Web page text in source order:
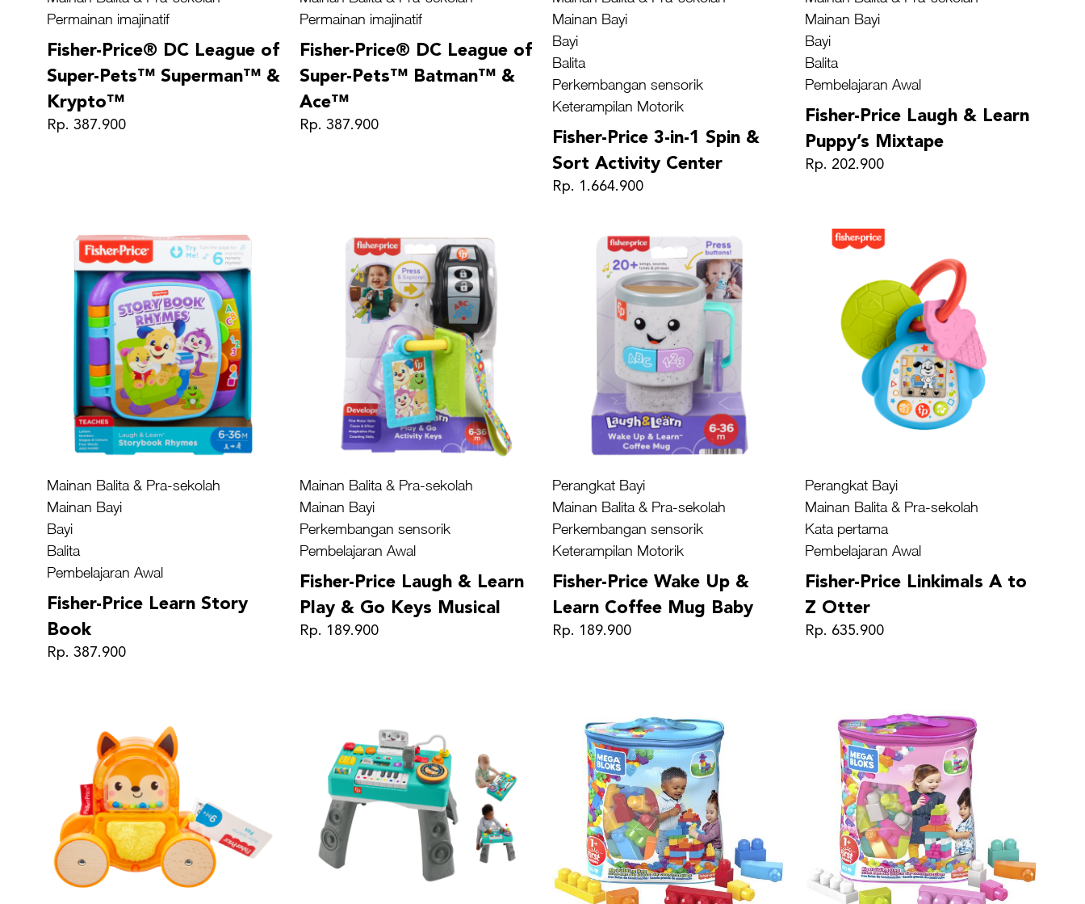
Permainan imajinatif
Fisher-Price® DC League of
Super-Pets™ Superman™ &
Krypto™
Rp. 387.900
Permainan imajinatif
Fisher-Price® DC League of
Super-Pets™ Batman™ &
Ace™
Rp. 387.900
Mainan Bayi
Bayi
Balita
Perkembangan sensorik
Keterampilan Motorik
Fisher-Price 3-in-1 Spin &
Sort Activity Center
Rp. 1.664.900
Mainan Bayi
Bayi
Balita
Pembelajaran Awal
Fisher-Price Laugh & Learn
Puppy’s Mixtape
Rp. 202.900
Mainan Balita & Pra-sekolah
Mainan Bayi
Bayi
Balita
Pembelajaran Awal
Fisher-Price Learn Story
Book
Rp. 387.900
Mainan Balita & Pra-sekolah
Mainan Bayi
Perkembangan sensorik
Pembelajaran Awal
Fisher-Price Laugh & Learn
Play & Go Keys Musical
Rp. 189.900
Perangkat Bayi
Mainan Balita & Pra-sekolah
Perkembangan sensorik
Keterampilan Motorik
Fisher-Price Wake Up &
Learn Coffee Mug Baby
Rp. 189.900
Perangkat Bayi
Mainan Balita & Pra-sekolah
Kata pertama
Pembelajaran Awal
Fisher-Price Linkimals A to
Z Otter
Rp. 635.900